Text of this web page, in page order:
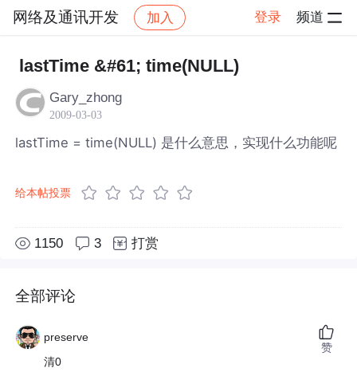
网络及通讯开发 加入 登录 频道
社区 网络及通讯开发 帖子详情
lastTime &#61; time(NULL)
Gary_zhong
2009-03-03
lastTime = time(NULL) 是什么意思，实现什么功能呢
给本帖投票
1150 3 打赏
全部评论
preserve
清0
赞